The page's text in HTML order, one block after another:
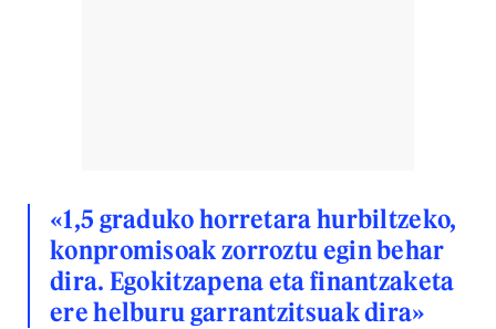
«1,5 graduko horretara hurbiltzeko,
konpromisoak zorroztu egin behar
dira. Egokitzapena eta finantzaketa
ere helburu garrantzitsuak dira»